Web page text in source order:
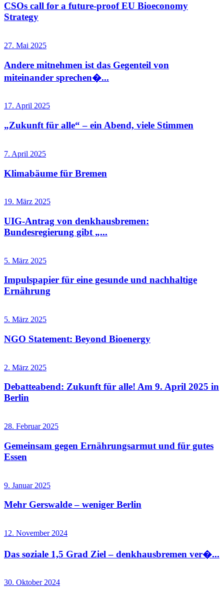
CSOs call for a future-proof EU Bioeconomy
Strategy
27. Mai 2025
Andere mitnehmen ist das Gegenteil von
miteinander sprechen�...
17. April 2025
„Zukunft für alle“ – ein Abend, viele Stimmen
7. April 2025
Klimabäume für Bremen
19. März 2025
UIG-Antrag von denkhausbremen:
Bundesregierung gibt „...
5. März 2025
Impulspapier für eine gesunde und nachhaltige
Ernährung
5. März 2025
NGO Statement: Beyond Bioenergy
2. März 2025
Debatteabend: Zukunft für alle! Am 9. April 2025 in
Berlin
28. Februar 2025
Gemeinsam gegen Ernährungsarmut und für gutes
Essen
9. Januar 2025
Mehr Gerswalde – weniger Berlin
12. November 2024
Das soziale 1,5 Grad Ziel – denkhausbremen ver�...
30. Oktober 2024